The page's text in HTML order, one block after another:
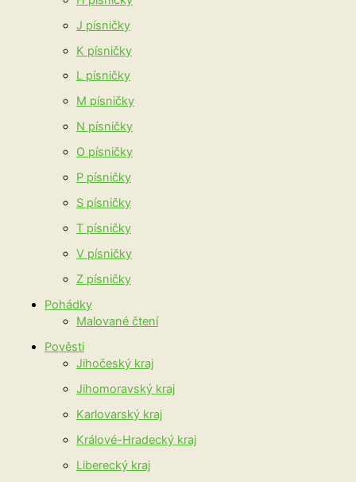
J písničky
K písničky
L písničky
M písničky
N písničky
O písničky
P písničky
S písničky
T písničky
V písničky
Z písničky
Pohádky
Malované čtení
Pověsti
Jihočeský kraj
Jihomoravský kraj
Karlovarský kraj
Králové-Hradecký kraj
Liberecký kraj